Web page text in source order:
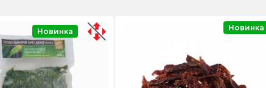
Новинка Новинка